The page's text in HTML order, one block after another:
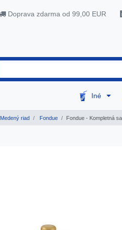
Doprava zdarma od 99,00 EUR
Iné
Medený riad Fondue Fondue - Kompletná